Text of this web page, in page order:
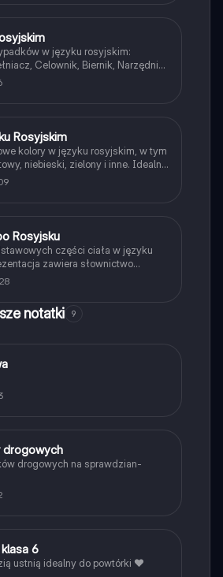
w języku rosyjskim:
Celownik, Biernik, Narzędnik i
się, jak używać odpowiednich
każdego przypadku. Idealne
Rosyjskim
kolory w języku rosyjskim, w tym
niebieski, zielony i inne. Idealne
się rosyjskiego. Materiał
oraz ich tłumaczenia na polski.
Rosyjsku
części ciała w języku
zawiera słownictwo
rąk, nóg i innych elementów ciała,
w języku polskim. Idealne
notatki 9
drogowych
drogowych na sprawdzian-
6
ustnią idealny do powtórki ❤️